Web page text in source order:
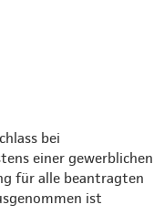
bei
einer gewerblichen
für alle beantragten
ist